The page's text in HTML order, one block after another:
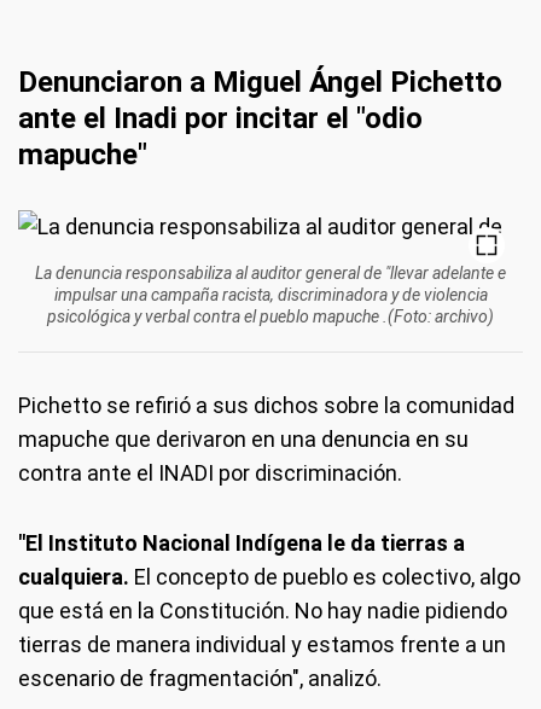
Denunciaron a Miguel Ángel Pichetto
ante el Inadi por incitar el "odio
mapuche"
La denuncia responsabiliza al auditor general de "llevar adelante e
impulsar una campaña racista, discriminadora y de violencia
psicológica y verbal contra el pueblo mapuche .(Foto: archivo)
Pichetto se refirió a sus dichos sobre la comunidad
mapuche que derivaron en una denuncia en su
contra ante el INADI por discriminación.
"El Instituto Nacional Indígena le da tierras a
cualquiera. El concepto de pueblo es colectivo, algo
que está en la Constitución. No hay nadie pidiendo
tierras de manera individual y estamos frente a un
escenario de fragmentación", analizó.